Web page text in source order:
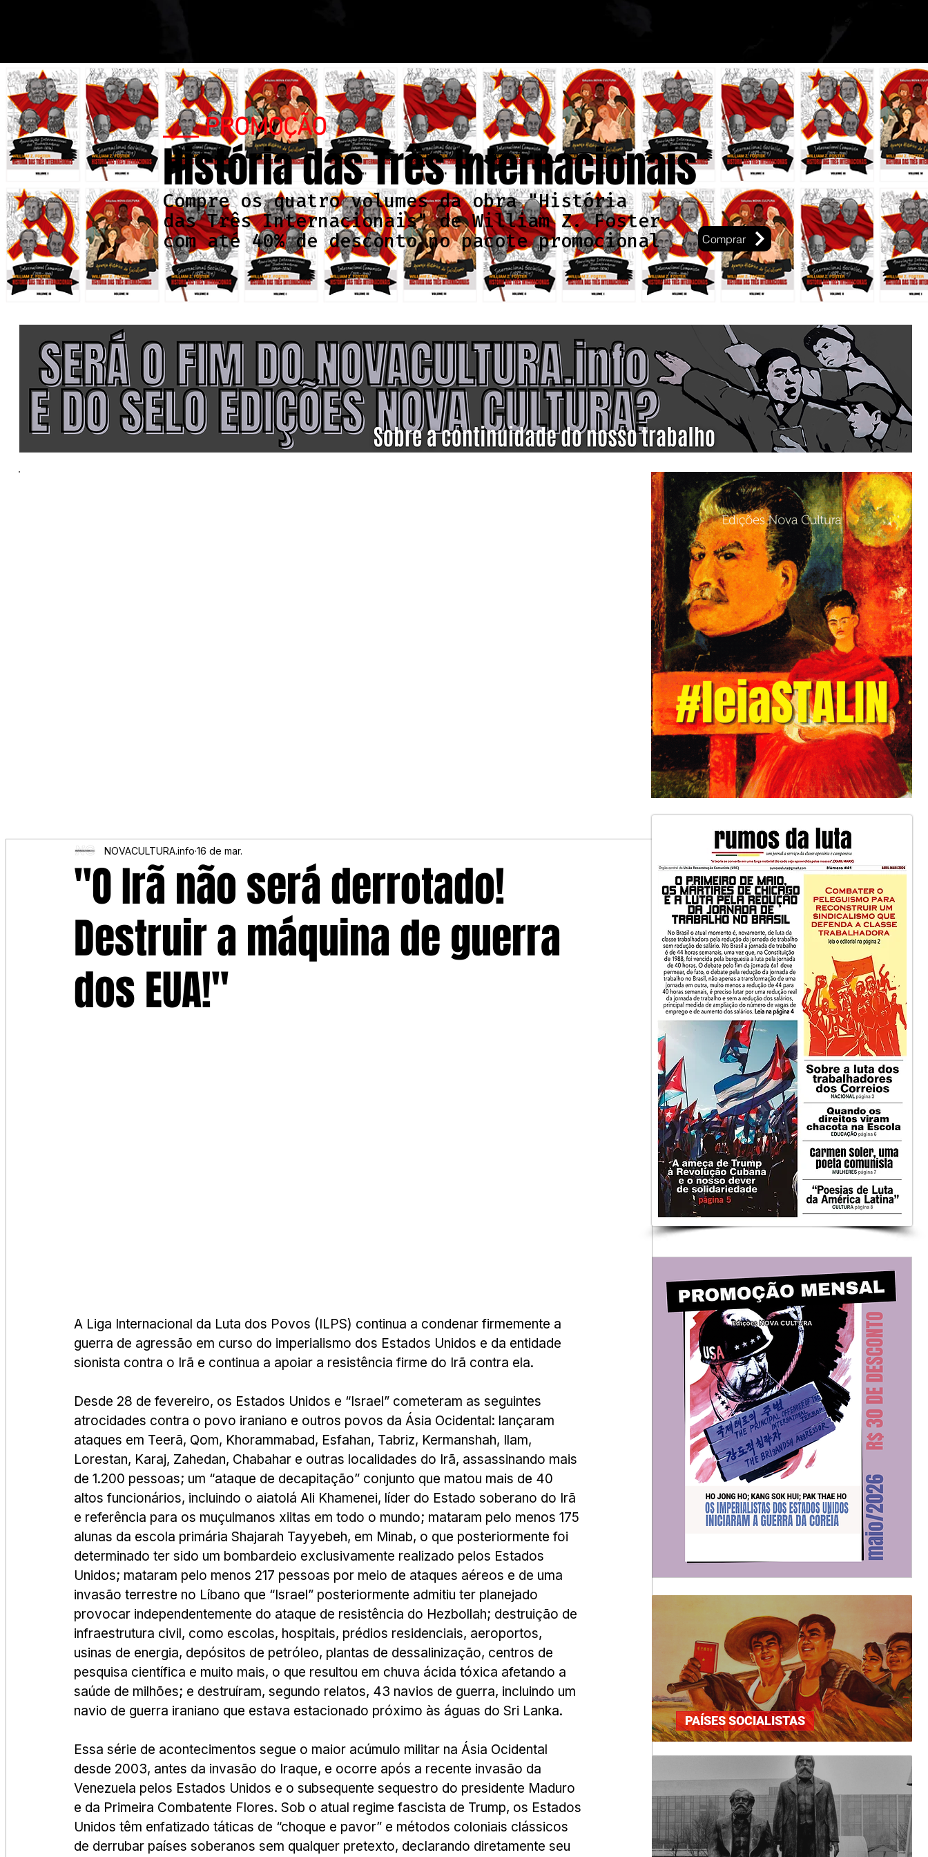
Compre os quatro volumes da obra "História
das Três Internacionais" de William Z. Foster
com até 40% de desconto no pacote promocional
___ PROMOÇÃO
História das Três Internacionais
Comprar
"O Irã não será derrotado!
Destruir a máquina de guerra
dos EUA!"
NOVACULTURA.info 16 de mar.
A Liga Internacional da Luta dos Povos (ILPS) continua a condenar firmemente a
guerra de agressão em curso do imperialismo dos Estados Unidos e da entidade
sionista contra o Irã e continua a apoiar a resistência firme do Irã contra ela.
Desde 28 de fevereiro, os Estados Unidos e “Israel” cometeram as seguintes
atrocidades contra o povo iraniano e outros povos da Ásia Ocidental: lançaram
ataques em Teerã, Qom, Khorammabad, Esfahan, Tabriz, Kermanshah, Ilam,
Lorestan, Karaj, Zahedan, Chabahar e outras localidades do Irã, assassinando mais
de 1.200 pessoas; um “ataque de decapitação” conjunto que matou mais de 40
altos funcionários, incluindo o aiatolá Ali Khamenei, líder do Estado soberano do Irã
e referência para os muçulmanos xiitas em todo o mundo; mataram pelo menos 175
alunas da escola primária Shajarah Tayyebeh, em Minab, o que posteriormente foi
determinado ter sido um bombardeio exclusivamente realizado pelos Estados
Unidos; mataram pelo menos 217 pessoas por meio de ataques aéreos e de uma
invasão terrestre no Líbano que “Israel” posteriormente admitiu ter planejado
provocar independentemente do ataque de resistência do Hezbollah; destruição de
infraestrutura civil, como escolas, hospitais, prédios residenciais, aeroportos,
usinas de energia, depósitos de petróleo, plantas de dessalinização, centros de
pesquisa científica e muito mais, o que resultou em chuva ácida tóxica afetando a
saúde de milhões; e destruíram, segundo relatos, 43 navios de guerra, incluindo um
navio de guerra iraniano que estava estacionado próximo às águas do Sri Lanka.
Essa série de acontecimentos segue o maior acúmulo militar na Ásia Ocidental
desde 2003, antes da invasão do Iraque, e ocorre após a recente invasão da
Venezuela pelos Estados Unidos e o subsequente sequestro do presidente Maduro
e da Primeira Combatente Flores. Sob o atual regime fascista de Trump, os Estados
Unidos têm enfatizado táticas de “choque e pavor” e métodos coloniais clássicos
de derrubar países soberanos sem qualquer pretexto, declarando diretamente seu
PAÍSES SOCIALISTAS